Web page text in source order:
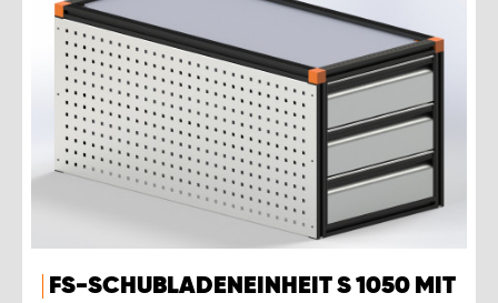
FS-SCHUBLADENEINHEIT S 1050 MIT